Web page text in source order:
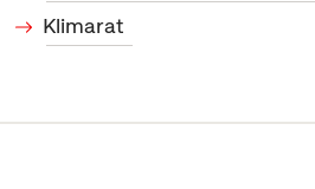
Klimarat